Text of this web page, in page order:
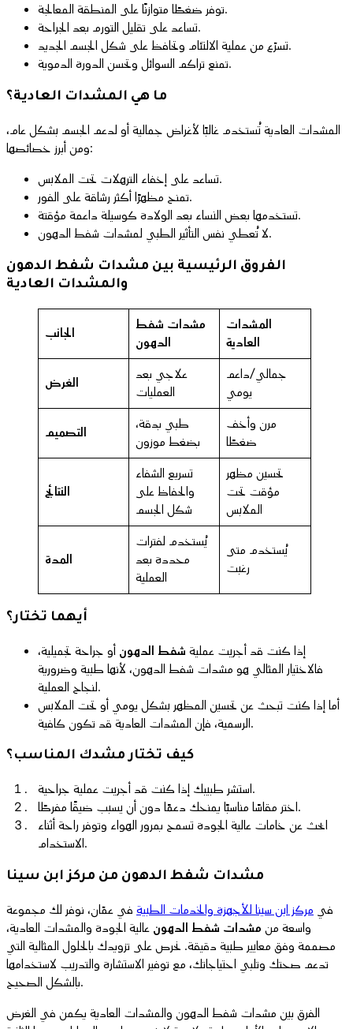
توفر ضغطًا متوازنًا على المنطقة المعالجة.
تساعد على تقليل التورم بعد الجراحة.
تسرّع من عملية الالتئام وتحافظ على شكل الجسم الجديد.
تمنع تراكم السوائل وتحسن الدورة الدموية.
ما هي المشدات العادية؟
المشدات العادية تُستخدم غالبًا لأغراض جمالية أو لدعم الجسم بشكل عام،
ومن أبرز خصائصها:
تساعد على إخفاء الترهلات تحت الملابس.
تمنح مظهرًا أكثر رشاقة على الفور.
تستخدمها بعض النساء بعد الولادة كوسيلة داعمة مؤقتة.
لا تُعطي نفس التأثير الطبي لمشدات شفط الدهون.
الفروق الرئيسية بين مشدات شفط الدهون
والمشدات العادية
الجانب
مشدات شفط
الدهون
المشدات
العادية
الغرض
علاجي بعد
العمليات
جمالي/داعم
يومي
التصميم
طبي بدقة،
بضغط موزون
مرن وأخف
ضغطًا
النتائج
تسريع الشفاء
والحفاظ على
شكل الجسم
تحسين مظهر
مؤقت تحت
الملابس
المدة
يُستخدم لفترات
محددة بعد
العملية
يُستخدم متى
رغبت
أيهما تختار؟
إذا كنت قد أجريت عمليةشفط الدهون أو جراحة تجميلية،
فالاختيار المثالي هو مشدات شفط الدهون، لأنها طبية وضرورية
لنجاح العملية.
أما إذا كنت تبحث عن تحسين المظهر بشكل يومي أو تحت الملابس
الرسمية، فإن المشدات العادية قد تكون كافية.
كيف تختار مشدك المناسب؟
استشر طبيبك إذا كنت قد أجريت عملية جراحية.
اختر مقاسًا مناسبًا يمنحك دعمًا دون أن يسبب ضيقًا مفرطًا.
ابحث عن خامات عالية الجودة تسمح بمرور الهواء وتوفر راحة أثناء
الاستخدام.
مشدات شفط الدهون من مركز ابن سينا
في مركز ابن سينا للأجهزة والخدمات الطبية في عمّان، نوفر لك مجموعة
واسعة من مشدات شفط الدهون عالية الجودة والمشدات العادية،
مصممة وفق معايير طبية دقيقة. نحرص على تزويدك بالحلول المثالية التي
تدعم صحتك وتلبي احتياجاتك، مع توفير الاستشارة والتدريب لاستخدامها
بالشكل الصحيح.
الفرق بين مشدات شفط الدهون والمشدات العادية يكمن في الغرض